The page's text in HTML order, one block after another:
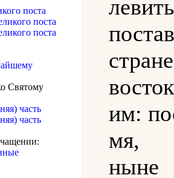
поста
поста
поста
Святому
часть
часть
им:
мя,
ныне